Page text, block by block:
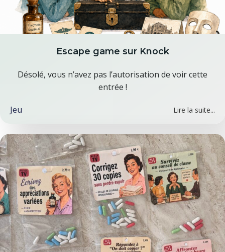
Escape game sur Knock
Désolé, vous n’avez pas l’autorisation de voir cette
entrée !
Jeu Lire la suite...